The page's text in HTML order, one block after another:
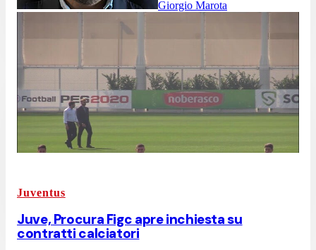
Giorgio Marota
Juventus
Juve, Procura Figc apre inchiesta su
contratti calciatori